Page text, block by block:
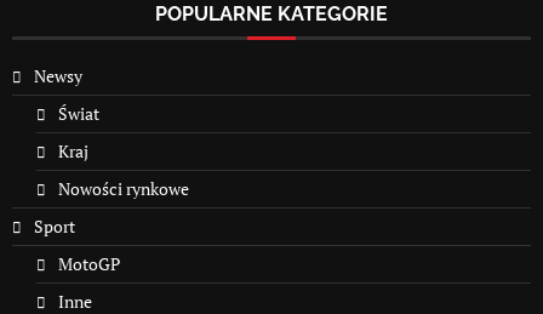
POPULARNE KATEGORIE
Newsy
Świat
Kraj
Nowości rynkowe
Sport
MotoGP
Inne